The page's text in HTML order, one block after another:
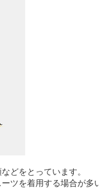
どをとっています。
ツを着用する場合が多い